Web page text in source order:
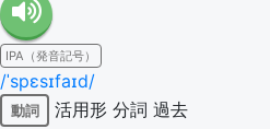
IPA（発音記号）
/ˈspɛsɪfaɪd/
動詞 活用形 分詞 過去